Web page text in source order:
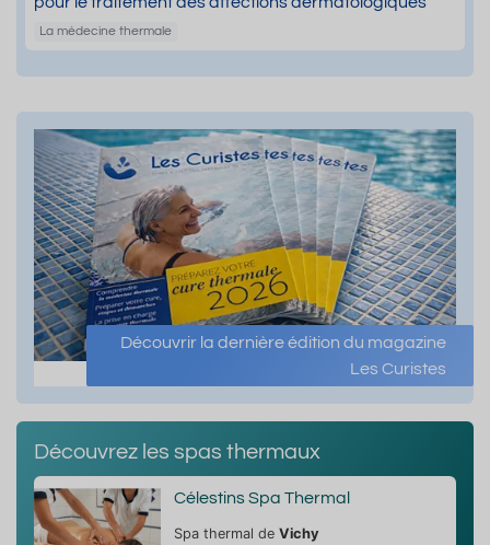
La médecine thermale
Découvrir la dernière édition du magazine
Les Curistes
Découvrez les spas thermaux
Célestins Spa Thermal
Spa thermal de Vichy